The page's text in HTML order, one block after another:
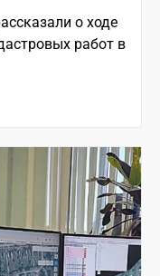
о ходе
работ в